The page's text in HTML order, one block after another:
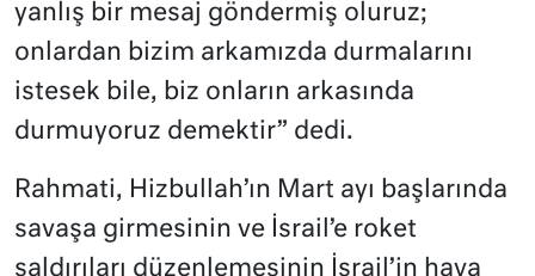
yanlış bir mesaj göndermiş oluruz;
onlardan bizim arkamızda durmalarını
istesek bile, biz onların arkasında
durmuyoruz demektir” dedi.
Rahmati, Hizbullah’ın Mart ayı başlarında
savaşa girmesinin ve İsrail’e roket
saldırıları düzenlemesinin İsrail’in hava